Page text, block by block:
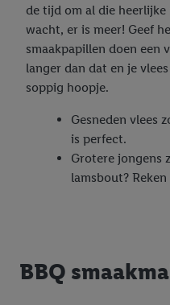
de tijd om al die
wacht, er is meer! Geef
smaakpapillen doen een
langer dan dat en je
soppig hoopje.
Gesneden vlees
is perfect.
Grotere jongens
lamsbout?
BBQ